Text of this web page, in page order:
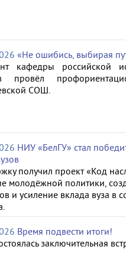
«Не ошибись, выбирая
кафедры российской
провёл
СОШ.
НИУ «БелГУ» стал
получил проект «Код
молодёжной политики,
и усиление вклада вуза в
Время подвести итоги!
заключительная